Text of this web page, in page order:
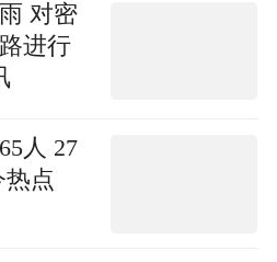
对密
进行
人 27
热点